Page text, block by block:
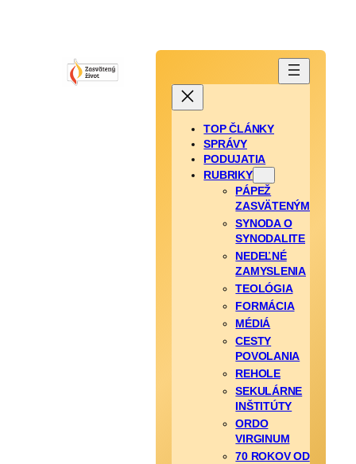
TOP ČLÁNKY
SPRÁVY
PODUJATIA
RUBRIKY
PÁPEŽ
ZASVÄTENÝM
SYNODA O
SYNODALITE
NEDEĽNÉ
ZAMYSLENIA
TEOLÓGIA
FORMÁCIA
MÉDIÁ
CESTY
POVOLANIA
REHOLE
SEKULÁRNE
INŠTITÚTY
ORDO
VIRGINUM
70 ROKOV OD